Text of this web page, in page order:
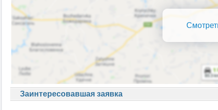
Заинтересовавшая заявка